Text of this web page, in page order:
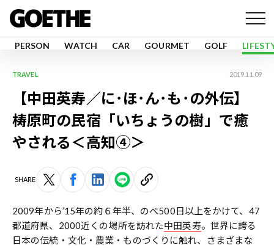
PERSON WATCH CAR GOURMET GOLF
TRAVEL 2019.11.09
【中田英寿／に･ほ･ん･も･の外伝】
梼原町の民宿「いちょうの樹」で癒
やされる＜高知④＞
SHARE
2009年から’15年の約６年半、のべ500日以上をかけて、47
都道府県、2000近くの場所を訪れた中田英寿。世界に誇る
日本の伝統・文化・農業・ものづくりに触れ、さまざまな